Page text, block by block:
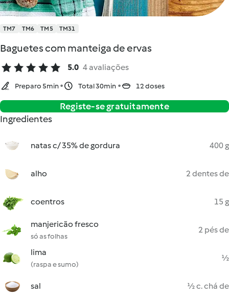
TM7 TM6 TM5 TM31
Baguetes com manteiga de ervas
5.0 4 avaliações
Preparo 5min Total 30min 12 doses
Registe-se gratuitamente
Ingredientes
natas c/ 35% de gordura 400 g
alho 2 dentes de
coentros 15 g
manjericão fresco
só as folhas
2 pés de
lima
(raspa e sumo)
½
sal ½ c. chá de